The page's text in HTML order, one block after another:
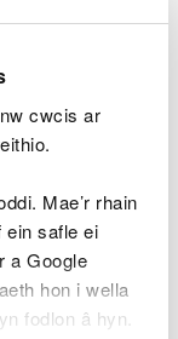
cwcis ar
Mae’r rhain
ein safle ei
a Google
hon i wella
fodlon â hyn.
nad